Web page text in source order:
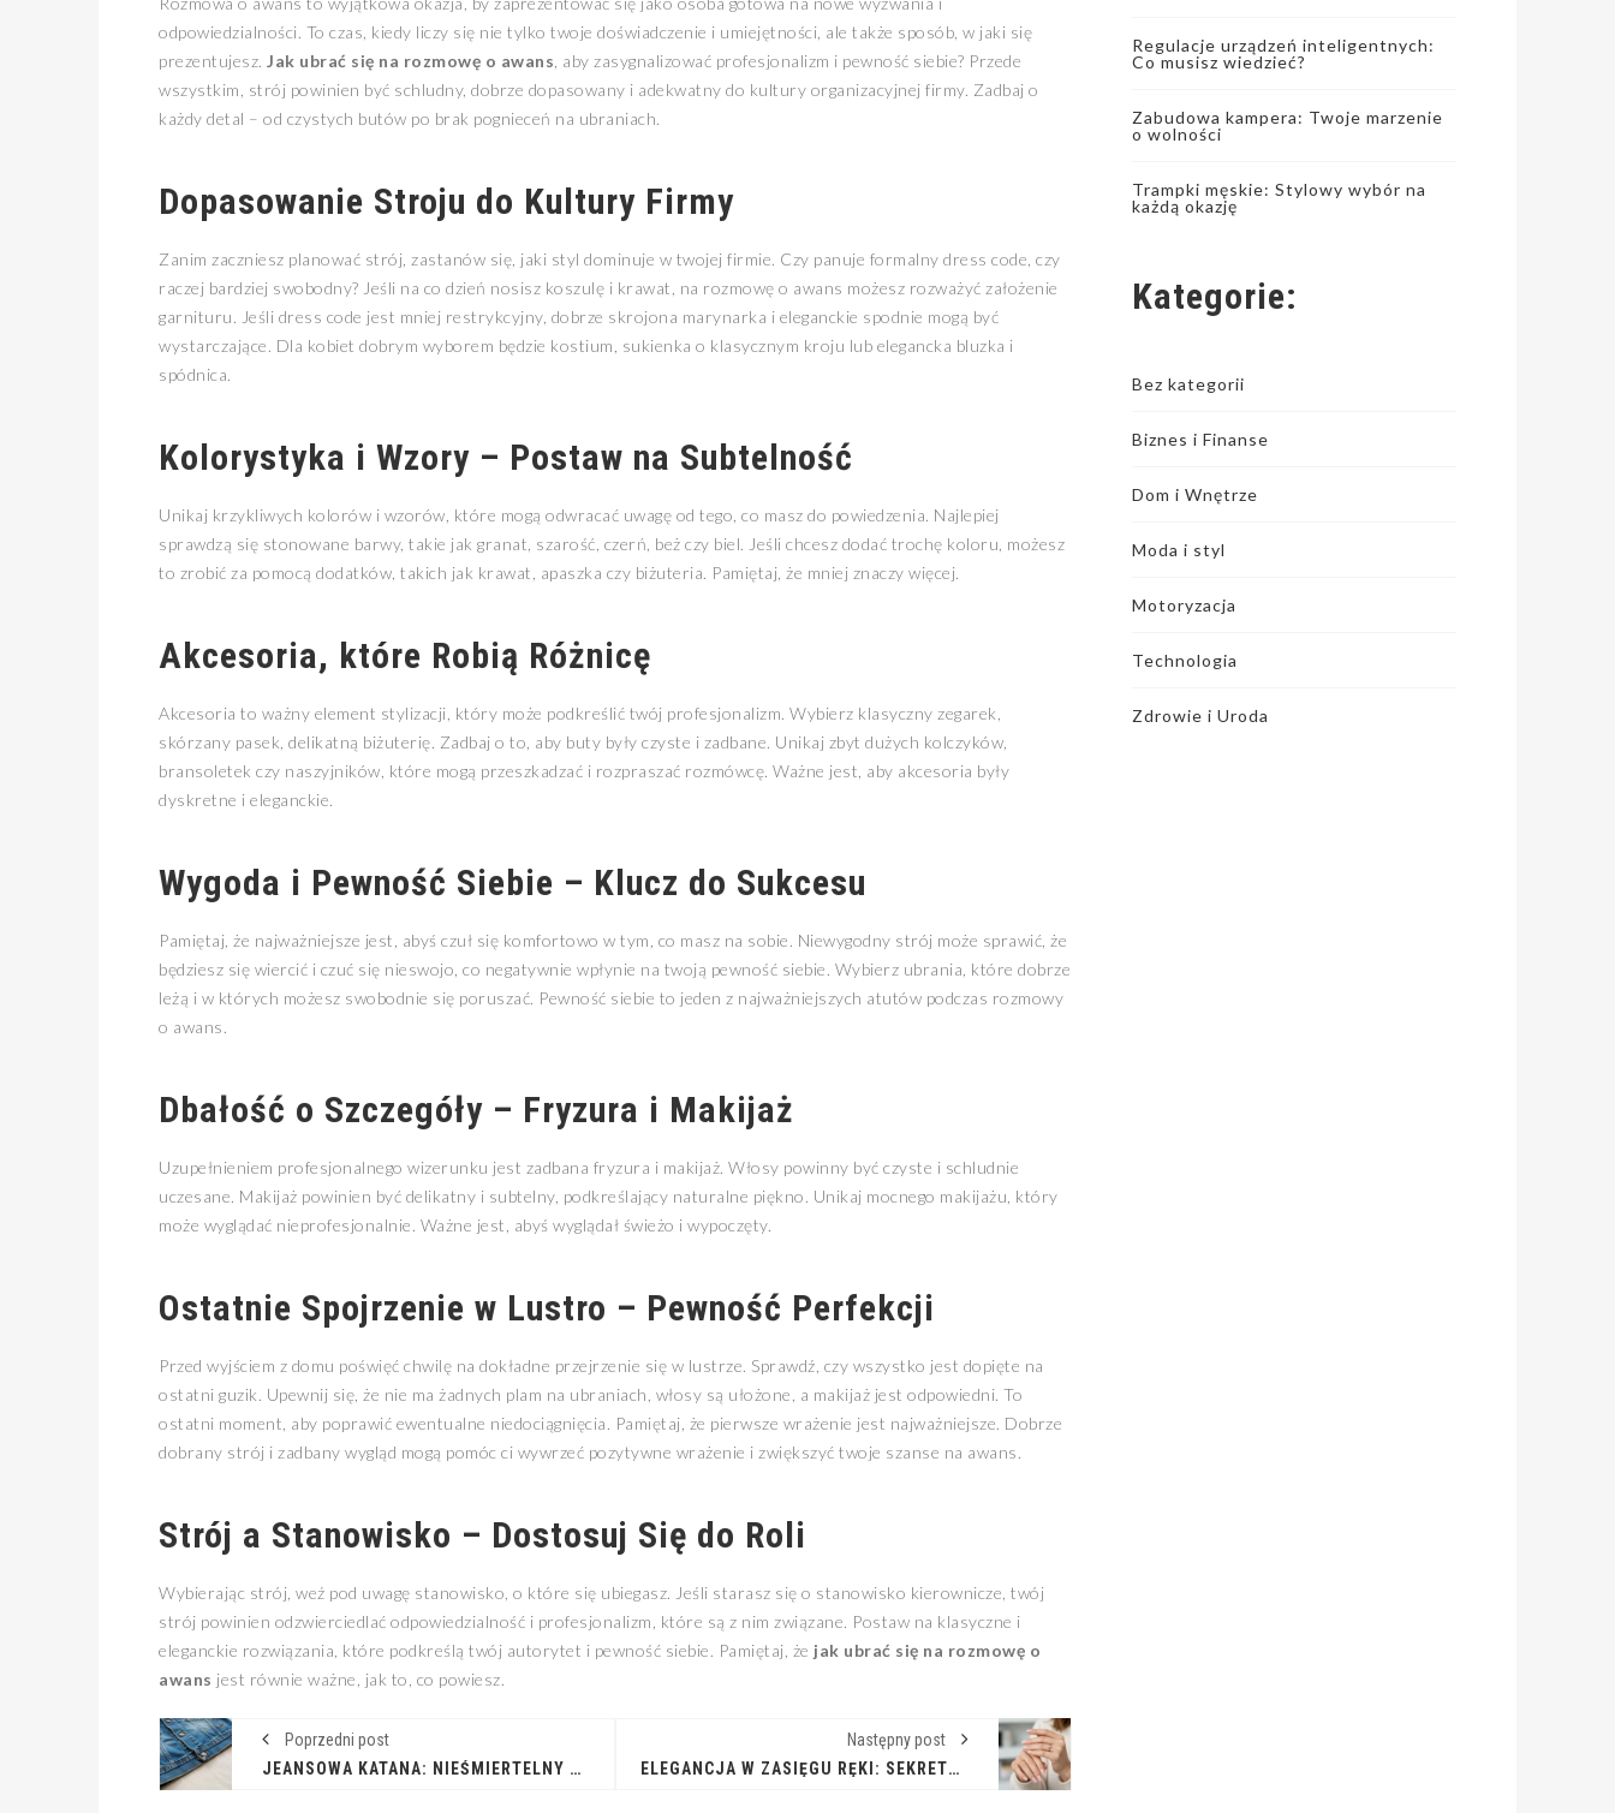
odpowiedzialności. To czas, kiedy liczy się nie tylko twoje doświadczenie i umiejętności, ale także sposób, w jaki się
prezentujesz. Jak ubrać się na rozmowę o awans , aby zasygnalizować profesjonalizm i pewność siebie? Przede
wszystkim, strój powinien być schludny, dobrze dopasowany i adekwatny do kultury organizacyjnej firmy. Zadbaj o
każdy detal – od czystych butów po brak pognieceń na ubraniach.
Dopasowanie Stroju do Kultury Firmy
Zanim zaczniesz planować strój, zastanów się, jaki styl dominuje w twojej firmie. Czy panuje formalny dress code, czy
raczej bardziej swobodny? Jeśli na co dzień nosisz koszulę i krawat, na rozmowę o awans możesz rozważyć założenie
garnituru. Jeśli dress code jest mniej restrykcyjny, dobrze skrojona marynarka i eleganckie spodnie mogą być
wystarczające. Dla kobiet dobrym wyborem będzie kostium, sukienka o klasycznym kroju lub elegancka bluzka i
spódnica.
Kolorystyka i Wzory – Postaw na Subtelność
Unikaj krzykliwych kolorów i wzorów, które mogą odwracać uwagę od tego, co masz do powiedzenia. Najlepiej
sprawdzą się stonowane barwy, takie jak granat, szarość, czerń, beż czy biel. Jeśli chcesz dodać trochę koloru, możesz
to zrobić za pomocą dodatków, takich jak krawat, apaszka czy biżuteria. Pamiętaj, że mniej znaczy więcej.
Akcesoria, które Robią Różnicę
Akcesoria to ważny element stylizacji, który może podkreślić twój profesjonalizm. Wybierz klasyczny zegarek,
skórzany pasek, delikatną biżuterię. Zadbaj o to, aby buty były czyste i zadbane. Unikaj zbyt dużych kolczyków,
bransoletek czy naszyjników, które mogą przeszkadzać i rozpraszać rozmówcę. Ważne jest, aby akcesoria były
dyskretne i eleganckie.
Wygoda i Pewność Siebie – Klucz do Sukcesu
Pamiętaj, że najważniejsze jest, abyś czuł się komfortowo w tym, co masz na sobie. Niewygodny strój może sprawić, że
będziesz się wiercić i czuć się nieswojo, co negatywnie wpłynie na twoją pewność siebie. Wybierz ubrania, które dobrze
leżą i w których możesz swobodnie się poruszać. Pewność siebie to jeden z najważniejszych atutów podczas rozmowy
o awans.
Dbałość o Szczegóły – Fryzura i Makijaż
Uzupełnieniem profesjonalnego wizerunku jest zadbana fryzura i makijaż. Włosy powinny być czyste i schludnie
uczesane. Makijaż powinien być delikatny i subtelny, podkreślający naturalne piękno. Unikaj mocnego makijażu, który
może wyglądać nieprofesjonalnie. Ważne jest, abyś wyglądał świeżo i wypoczęty.
Ostatnie Spojrzenie w Lustro – Pewność Perfekcji
Przed wyjściem z domu poświęć chwilę na dokładne przejrzenie się w lustrze. Sprawdź, czy wszystko jest dopięte na
ostatni guzik. Upewnij się, że nie ma żadnych plam na ubraniach, włosy są ułożone, a makijaż jest odpowiedni. To
ostatni moment, aby poprawić ewentualne niedociągnięcia. Pamiętaj, że pierwsze wrażenie jest najważniejsze. Dobrze
dobrany strój i zadbany wygląd mogą pomóc ci wywrzeć pozytywne wrażenie i zwiększyć twoje szanse na awans.
Strój a Stanowisko – Dostosuj Się do Roli
Wybierając strój, weź pod uwagę stanowisko, o które się ubiegasz. Jeśli starasz się o stanowisko kierownicze, twój
strój powinien odzwierciedlać odpowiedzialność i profesjonalizm, które są z nim związane. Postaw na klasyczne i
eleganckie rozwiązania, które podkreślą twój autorytet i pewność siebie. Pamiętaj, że jak ubrać się na rozmowę o
awans jest równie ważne, jak to, co powiesz.
Poprzedni post
JEANSOWA KATANA: NIEŚMIERTELNY KLASYK I NIESKOŃCZONE MOŻLIWOŚCI STYLIZACJI
Następny post
ELEGANCJA W ZASIĘGU RĘKI: SEKRETY MANICURE, KTÓRY NIGDY NIE WYCHODZI Z MODY
Regulacje urządzeń inteligentnych:
Co musisz wiedzieć?
Zabudowa kampera: Twoje marzenie
o wolności
Trampki męskie: Stylowy wybór na
każdą okazję
Kategorie:
Bez kategorii
Biznes i Finanse
Dom i Wnętrze
Moda i styl
Motoryzacja
Technologia
Zdrowie i Uroda